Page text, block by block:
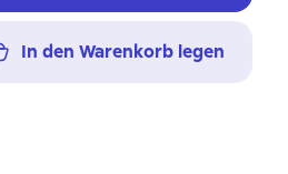
In den Warenkorb legen